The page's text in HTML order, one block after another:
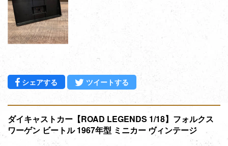
シェアする Facebookでシェアする
ツイートする Twitterに投稿する
ダイキャストカー【ROAD LEGENDS 1/18】フォルクス
ワーゲン ビートル 1967年型 ミニカー ヴィンテージ